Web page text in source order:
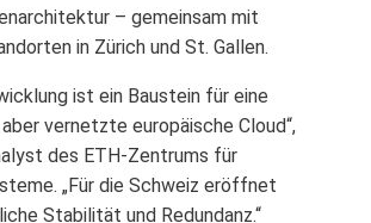
– gemeinsam mit
in Zürich und St. Gallen.
ist ein Baustein für eine
vernetzte europäische Cloud“,
des ETH-Zentrums für
„Für die Schweiz eröffnet
Stabilität und Redundanz.“